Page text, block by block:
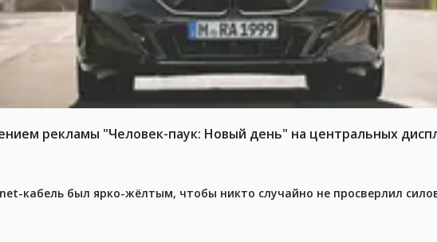
рекламы "Человек-паук: Новый день" на центральных
кабель был ярко-жёлтым, чтобы никто случайно не просверлил